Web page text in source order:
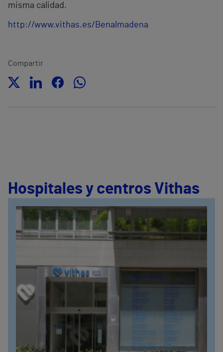
misma calidad.
http://www.vithas.es/Benalmadena
Compartir
Hospitales y centros Vithas